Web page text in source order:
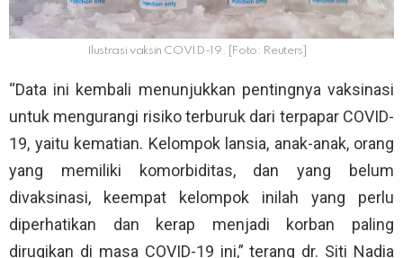
Ilustrasi vaksin COVID-19. [Foto: Reuters]
“Data ini kembali menunjukkan pentingnya vaksinasi
untuk mengurangi risiko terburuk dari terpapar COVID-
19, yaitu kematian. Kelompok lansia, anak-anak, orang
yang memiliki komorbiditas, dan yang belum
divaksinasi, keempat kelompok inilah yang perlu
diperhatikan dan kerap menjadi korban paling
dirugikan di masa COVID-19 ini,” terang dr. Siti Nadia